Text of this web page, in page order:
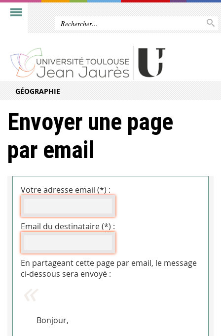
GÉOGRAPHIE
Envoyer une page
par email
Votre adresse email (*) :
Email du destinataire (*) :
En partageant cette page par email, le message
ci-dessous sera envoyé :
Bonjour,